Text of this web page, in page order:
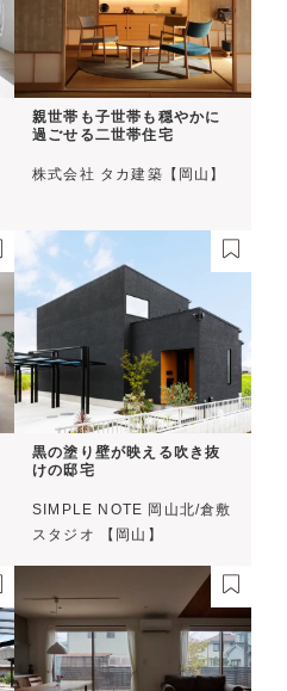
親世帯も子世帯も穏やかに
過ごせる二世帯住宅
株式会社 タカ建築【岡山】
黒の塗り壁が映える吹き抜
けの邸宅
SIMPLE NOTE 岡山北/倉敷
スタジオ 【岡山】